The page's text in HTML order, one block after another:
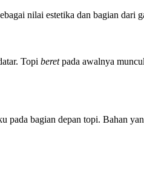
nilai estetika dan bagian dari
Topi beretpada awalnya
pada bagian depan topi. Bahan